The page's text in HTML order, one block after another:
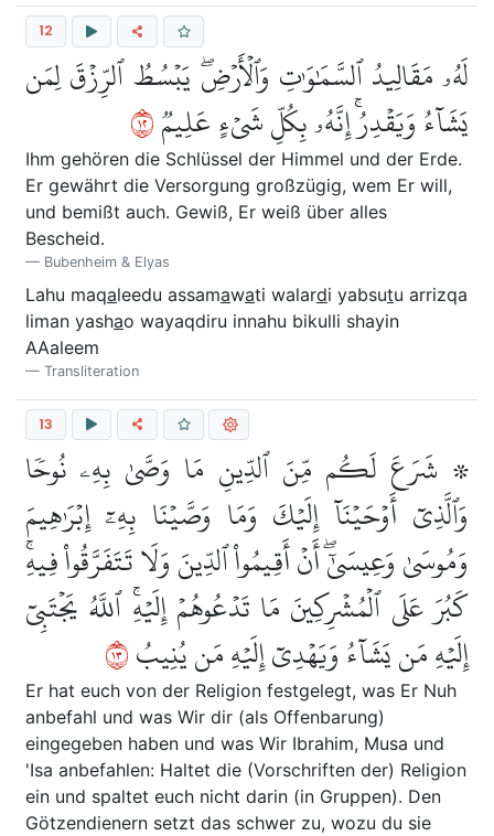
12
لَهُۥ مَقَالِيدُ ٱلسَّمَٰوَٰتِ وَٱلۡأَرۡضِۖ يَبۡسُطُ ٱلرِّزۡقَ لِمَن
يَشَآءُ وَيَقۡدِرُۚ إِنَّهُۥ بِكُلِّ شَيۡءٍ عَلِيمٞ٢١
Ihm gehören die Schlüssel der Himmel und der Erde.
Er gewährt die Versorgung großzügig, wem Er will,
und bemißt auch. Gewiß, Er weiß über alles
Bescheid.
Bubenheim & Elyas
Lahu maqaleedu assamawati walardi yabsutu arrizqa
liman yashao wayaqdiru innahu bikulli shayin
AAaleem
Transliteration
13
۞ شَرَعَ لَكُم مِّنَ ٱلدِّينِ مَا وَصَّىٰ بِهِۦ نُوحٗا
وَٱلَّذِيٓ أَوۡحَيۡنَآ إِلَيۡكَ وَمَا وَصَّيۡنَا بِهِۦٓ إِبۡرَٰهِيمَ
وَمُوسَىٰ وَعِيسَىٰٓۖ أَنۡ أَقِيمُواْ ٱلدِّينَ وَلَا تَتَفَرَّقُواْ فِيهِۚ
كَبُرَ عَلَى ٱلۡمُشۡرِكِينَ مَا تَدۡعُوهُمۡ إِلَيۡهِۚ ٱللَّهُ يَجۡتَبِيٓ
إِلَيۡهِ مَن يَشَآءُ وَيَهۡدِيٓ إِلَيۡهِ مَن يُنِيبُ٣١
Er hat euch von der Religion festgelegt, was Er Nuh
anbefahl und was Wir dir (als Offenbarung)
eingegeben haben und was Wir Ibrahim, Musa und
'Isa anbefahlen: Haltet die (Vorschriften der) Religion
ein und spaltet euch nicht darin (in Gruppen). Den
Götzendienern setzt das schwer zu, wozu du sie